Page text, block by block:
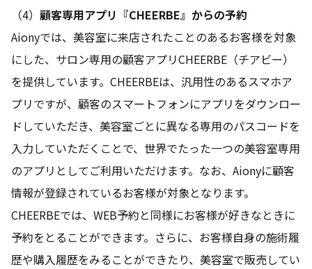
（4） 顧客専用アプリ『CHEERBE』からの予約
Aionyでは、美容室に来店されたことのあるお客様を対象
にした、サロン専用の顧客アプリCHEERBE（チアビー）
を提供しています。CHEERBEは、汎用性のあるスマホア
プリですが、顧客のスマートフォンにアプリをダウンロー
ドしていただき、美容室ごとに異なる専用のパスコードを
入力していただくことで、世界でたった一つの美容室専用
のアプリとしてご利用いただけます。なお、Aionyに顧客
情報が登録されているお客様が対象となります。
CHEERBEでは、WEB予約と同様にお客様が好きなときに
予約をとることができます。さらに、お客様自身の施術履
歴や購入履歴をみることができたり、美容室で販売してい